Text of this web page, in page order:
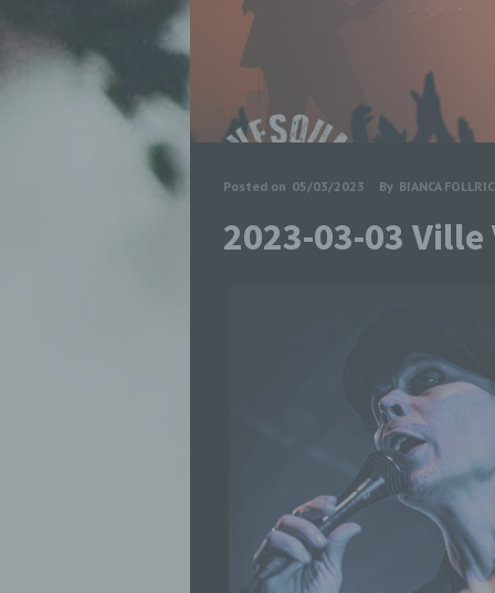
Posted on 05/03/2023 By BIANCA
2023-03-03